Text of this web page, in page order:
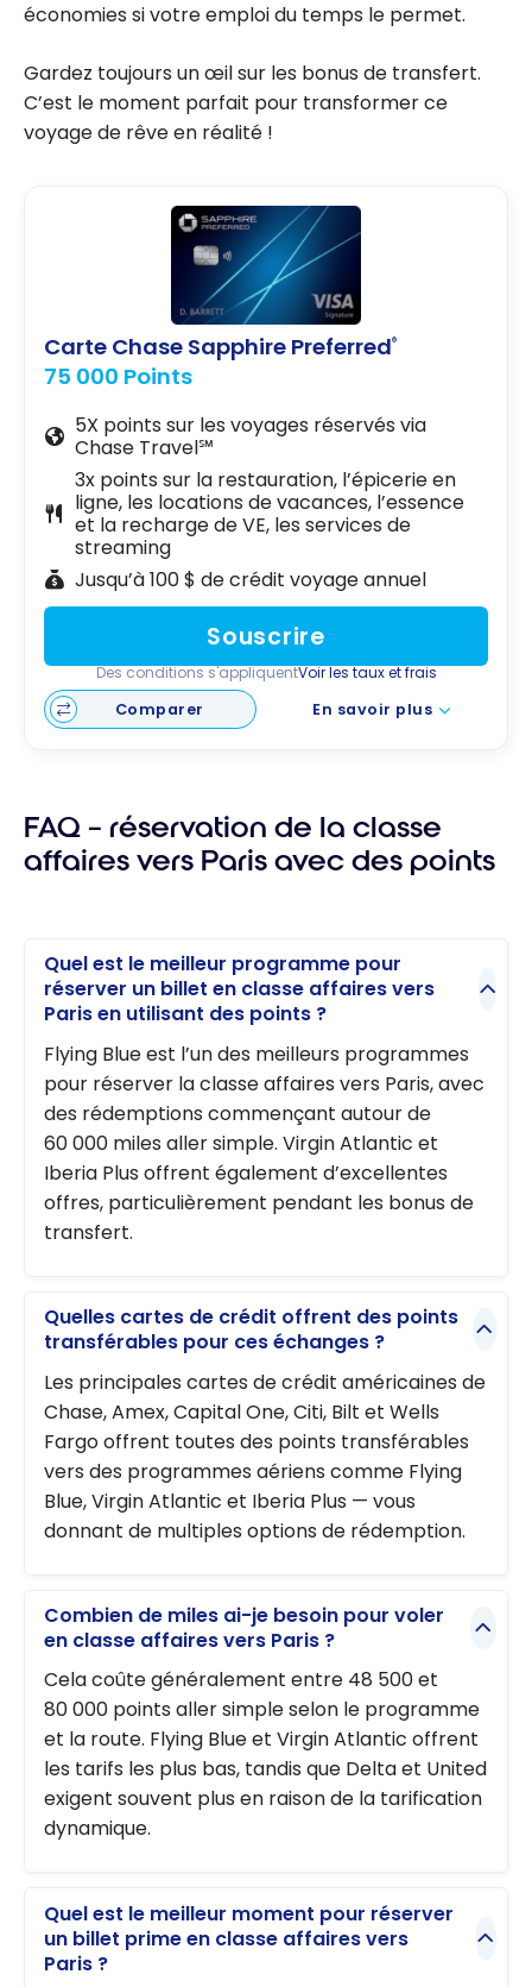
économies si votre emploi du temps le permet.
Gardez toujours un œil sur les bonus de transfert.
C’est le moment parfait pour transformer ce
voyage de rêve en réalité !
Carte Chase Sapphire Preferred®
75 000 Points
5X points sur les voyages réservés via
Chase Travel℠
3x points sur la restauration, l’épicerie en
ligne, les locations de vacances, l’essence
et la recharge de VE, les services de
streaming
Jusqu’à 100 $ de crédit voyage annuel
Souscrire
Des conditions s'appliquentVoir les taux et frais
Comparer
En savoir plus
FAQ – réservation de la classe
affaires vers Paris avec des points
Quel est le meilleur programme pour
réserver un billet en classe affaires vers
Paris en utilisant des points ?
Flying Blue est l’un des meilleurs programmes
pour réserver la classe affaires vers Paris, avec
des rédemptions commençant autour de
60 000 miles aller simple. Virgin Atlantic et
Iberia Plus offrent également d’excellentes
offres, particulièrement pendant les bonus de
transfert.
Quelles cartes de crédit offrent des points
transférables pour ces échanges ?
Les principales cartes de crédit américaines de
Chase, Amex, Capital One, Citi, Bilt et Wells
Fargo offrent toutes des points transférables
vers des programmes aériens comme Flying
Blue, Virgin Atlantic et Iberia Plus — vous
donnant de multiples options de rédemption.
Combien de miles ai-je besoin pour voler
en classe affaires vers Paris ?
Cela coûte généralement entre 48 500 et
80 000 points aller simple selon le programme
et la route. Flying Blue et Virgin Atlantic offrent
les tarifs les plus bas, tandis que Delta et United
exigent souvent plus en raison de la tarification
dynamique.
Quel est le meilleur moment pour réserver
un billet prime en classe affaires vers
Paris ?